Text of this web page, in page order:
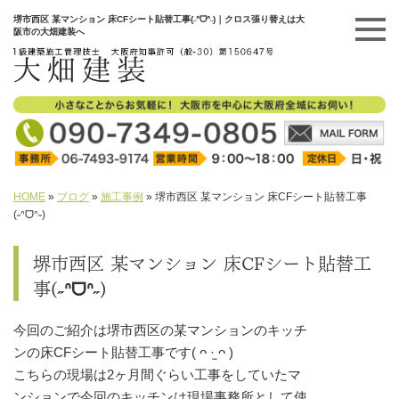
堺市西区 某マンション 床CFシート貼替工事(˶ᐢᗜᐢ˶)｜クロス張り替えは大
阪市の大畑建装へ
HOME » ブログ » 施工事例 » 堺市西区 某マンション 床CFシート貼替工事
(˶ᐢᗜᐢ˶)
堺市西区 某マンション 床CFシート貼替工
事(˶ᐢᗜᐢ˶)
今回のご紹介は堺市西区の某マンションのキッチ
ンの床CFシート貼替工事です( ᴖ ·̫ ᴖ )
こちらの現場は2ヶ月間ぐらい工事をしていたマ